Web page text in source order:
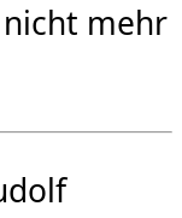
mehr